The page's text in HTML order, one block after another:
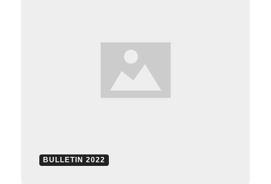
BULLETIN 2022